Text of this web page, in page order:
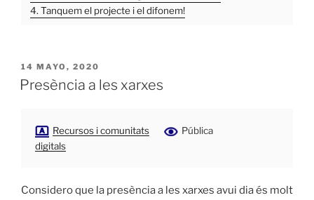
4. Tanquem el projecte i el difonem!
PUBLICADO
EL
14 MAYO, 2020
Presència a les xarxes
Recursos i comunitats
digitals
Pública
Considero que la presència a les xarxes avui dia és molt